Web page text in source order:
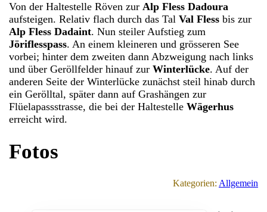
Von der Haltestelle Röven zurAlp Fless Dadoura
aufsteigen. Relativ flach durch das TalVal Fless bis zur
Alp Fless Dadaint. Nun steiler Aufstieg zum
Jöriflesspass. An einem kleineren und grösseren See
vorbei; hinter dem zweiten dann Abzweigung nach links
und über Geröllfelder hinauf zurWinterlücke. Auf der
anderen Seite der Winterlücke zunächst steil hinab durch
ein Gerölltal, später dann auf Grashängen zur
Flüelapassstrasse, die bei der HaltestelleWägerhus
erreicht wird.
Fotos
Kategorien: Allgemein